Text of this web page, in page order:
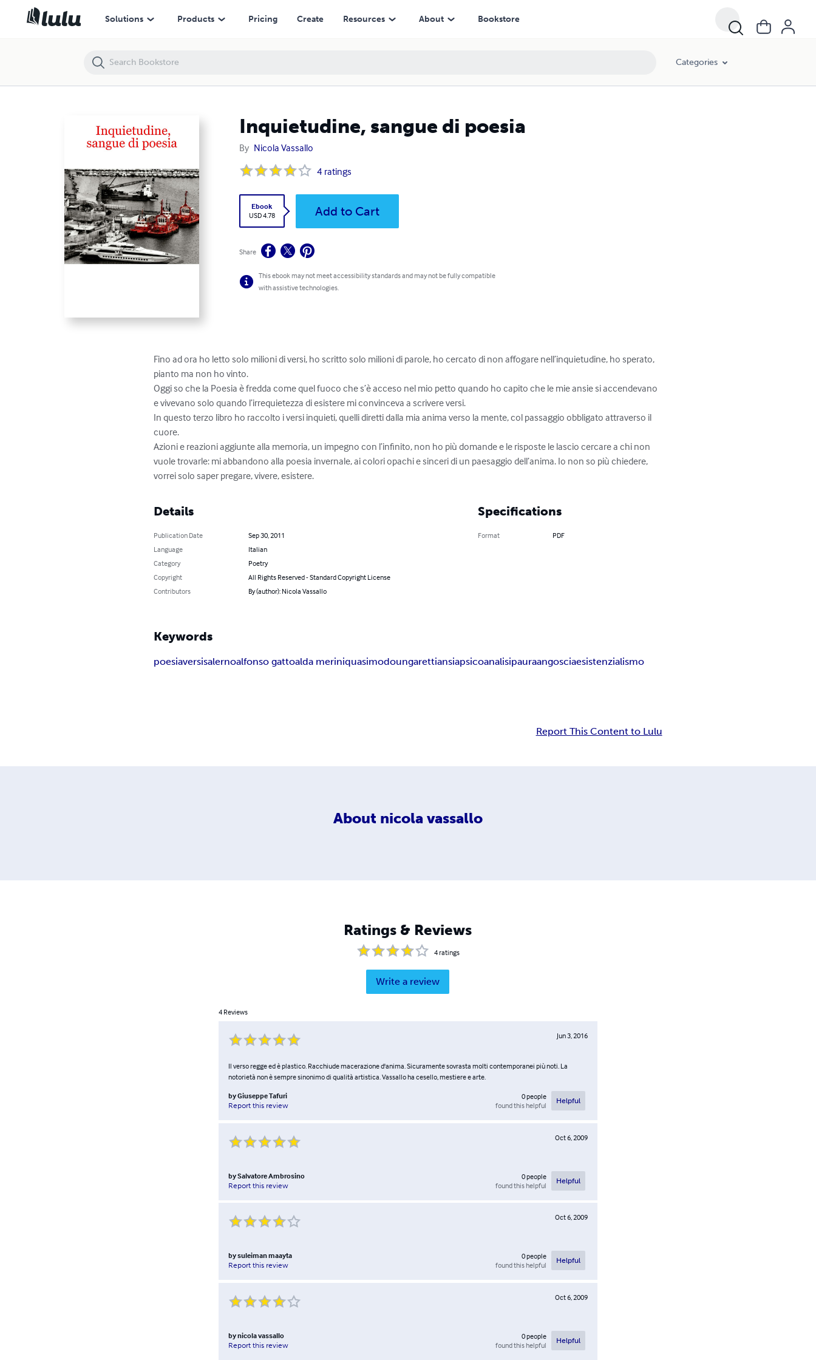
Solutions Products Pricing Create Resources About Bookstore
Categories
Inquietudine, sangue di poesia
By Nicola Vassallo
4 ratings
Ebook
USD 4.78
Add to Cart
Share
This ebook may not meet accessibility standards and may not be fully compatible
with assistive technologies.
Fino ad ora ho letto solo milioni di versi, ho scritto solo milioni di parole, ho cercato di non affogare nell’inquietudine, ho sperato,
pianto ma non ho vinto.
Oggi so che la Poesia è fredda come quel fuoco che s’è acceso nel mio petto quando ho capito che le mie ansie si accendevano
e vivevano solo quando l’irrequietezza di esistere mi convinceva a scrivere versi.
In questo terzo libro ho raccolto i versi inquieti, quelli diretti dalla mia anima verso la mente, col passaggio obbligato attraverso il
cuore.
Azioni e reazioni aggiunte alla memoria, un impegno con l’infinito, non ho più domande e le risposte le lascio cercare a chi non
vuole trovarle: mi abbandono alla poesia invernale, ai colori opachi e sinceri di un paesaggio dell’anima. Io non so più chiedere,
vorrei solo saper pregare, vivere, esistere.
Details
Publication Date
Sep 30, 2011
Language
Italian
Category
Poetry
Copyright
All Rights Reserved - Standard Copyright License
Contributors
By (author): Nicola Vassallo
Specifications
Format PDF
Keywords
poesiaversisalernoalfonso gattoalda meriniquasimodoungarettiansiapsicoanalisipauraangosciaesistenzialismo
Report This Content to Lulu
About nicola vassallo
Ratings & Reviews
4ratings
Write a review
4 Reviews
Jun 3, 2016
Il verso regge ed è plastico. Racchiude macerazione d'anima. Sicuramente sovrasta molti contemporanei più noti. La
notorietà non è sempre sinonimo di qualità artistica. Vassallo ha cesello, mestiere e arte.
byGiuseppe Tafuri
Report this review
0people
found this helpful
Helpful
Oct 6, 2009
bySalvatore Ambrosino
Report this review
0people
found this helpful
Helpful
Oct 6, 2009
bysuleiman maayta
Report this review
0people
found this helpful
Helpful
Oct 6, 2009
bynicola vassallo
Report this review
0people
found this helpful
Helpful
Inquietudine, sangue di poesia